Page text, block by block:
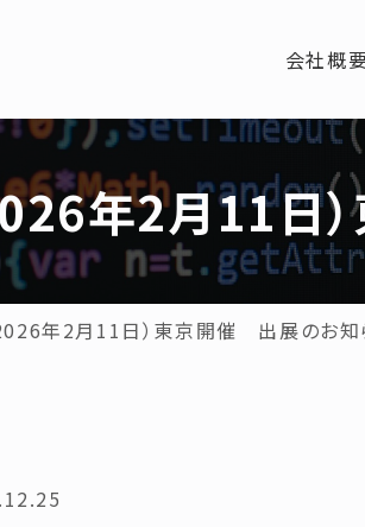
会社概
年2月11
2026年2月11日）東京開催 出展のお知